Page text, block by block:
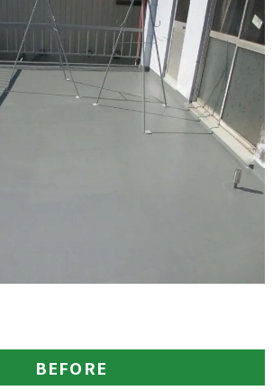
BEFORE